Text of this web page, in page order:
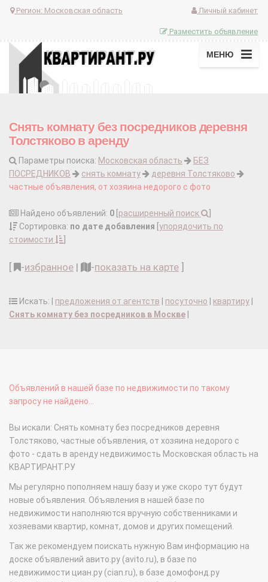
Регион: Московская область Личный кабинет
Разместить объявление
МЕНЮ
Снять комнату без посредников деревня
Толстяково в аренду
Параметры поиска: Московская область
БЕЗ
ПОСРЕДНИКОВ
снять комнату
деревня Толстяково
частные объявления, от хозяина недорого с фото
Найдено объявлений: 0 расширенный поиск
Сортировка: по дате добавления упорядочить по
стоимости
-избранное | -показать на карте
Искать: | предложения от агентств посуточно квартиру
Снять комнату без посредников в Москве
Объявлений в нашей базе по недвижимости по такому
запросу не найдено...
Вы искали: Снять комнату без посредников деревня
Толстяково, частные объявления, от хозяина недорого с
фото - сдать в аренду недвижимость Московская область на
КВАРТИРАНТ.РУ
Мы регулярно пополняем нашу базу и уже скоро тут будут
новые объявления. Объявления в нашей базе по
недвижимости наполняются вручную собственниками и
хозяевами квартир, комнат, домов и других помещений.
Так же рекомендуем поискать нужную Вам информацию на
доске объявлений авито.ру (avito.ru), в базе по
недвижимости циан.ру (cian.ru), в базе домофонд.ру